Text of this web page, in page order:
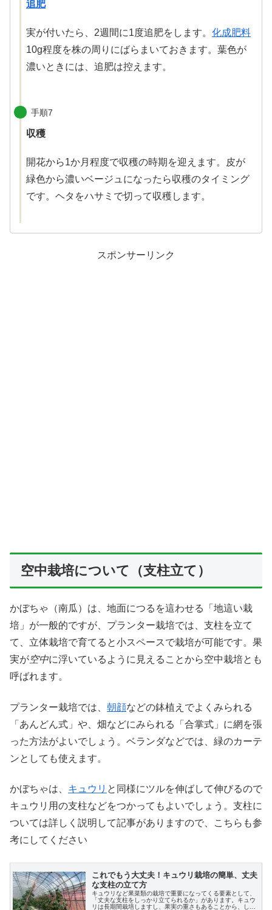
追肥
実が付いたら、2週間に1度追肥をします。 化成肥料
10g程度を株の周りにばらまいておきます。葉色が
濃いときには、追肥は控えます。
手順7
収穫
開花から1か月程度で収穫の時期を迎えます。皮が
緑色から濃いベージュになったら収穫のタイミング
です。ヘタをハサミで切って収穫します。
スポンサーリンク
空中栽培について（支柱立て）
かぼちゃ（南瓜）は、地面につるを這わせる「地這い栽
培」が一般的ですが、プランター栽培では、支柱を立て
て、立体栽培で育てると小スペースで栽培が可能です。果
実が空中に浮いているように見えることから空中栽培とも
呼ばれます。
プランター栽培では、 朝顔などの鉢植えでよくみられる
「あんどん式」や、畑などにみられる「合掌式」に網を張
った方法がよいでしょう。ベランダなどでは、緑のカーテ
ンとしても使えます。
かぼちゃは、 キュウリ と同様にツルを伸ばして伸びるので
キュウリ用の支柱などをつかってもよいでしょう。支柱に
ついては詳しく説明して記事がありますので、こちらも参
考にしてください
これでもう大丈夫！キュウリ栽培の簡単、丈夫
な支柱の立て方
キュウリなど果菜類の栽培で重要になってくる要素として、
「丈夫な支柱をしっかり立てられるか」があります。キュウ
リは長期間栽培しますし、果実の重さもあることから、しっ